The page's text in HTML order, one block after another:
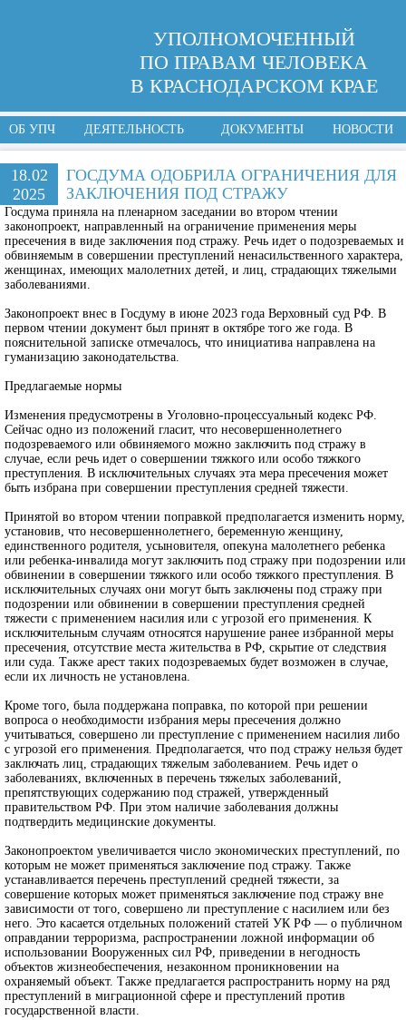
УПОЛНОМОЧЕННЫЙ
ПО ПРАВАМ ЧЕЛОВЕКА
В КРАСНОДАРСКОМ КРАЕ
ОБ УПЧ ДЕЯТЕЛЬНОСТЬ ДОКУМЕНТЫ НОВОСТИ
18.02
2025
ГОСДУМА ОДОБРИЛА ОГРАНИЧЕНИЯ ДЛЯ
ЗАКЛЮЧЕНИЯ ПОД СТРАЖУ
Госдума приняла на пленарном заседании во втором чтении
законопроект, направленный на ограничение применения меры
пресечения в виде заключения под стражу. Речь идет о подозреваемых и
обвиняемым в совершении преступлений ненасильственного характера,
женщинах, имеющих малолетних детей, и лиц, страдающих тяжелыми
заболеваниями.
Законопроект внес в Госдуму в июне 2023 года Верховный суд РФ. В
первом чтении документ был принят в октябре того же года. В
пояснительной записке отмечалось, что инициатива направлена на
гуманизацию законодательства.
Предлагаемые нормы
Изменения предусмотрены в Уголовно-процессуальный кодекс РФ.
Сейчас одно из положений гласит, что несовершеннолетнего
подозреваемого или обвиняемого можно заключить под стражу в
случае, если речь идет о совершении тяжкого или особо тяжкого
преступления. В исключительных случаях эта мера пресечения может
быть избрана при совершении преступления средней тяжести.
Принятой во втором чтении поправкой предполагается изменить норму,
установив, что несовершеннолетнего, беременную женщину,
единственного родителя, усыновителя, опекуна малолетнего ребенка
или ребенка-инвалида могут заключить под стражу при подозрении или
обвинении в совершении тяжкого или особо тяжкого преступления. В
исключительных случаях они могут быть заключены под стражу при
подозрении или обвинении в совершении преступления средней
тяжести с применением насилия или с угрозой его применения. К
исключительным случаям относятся нарушение ранее избранной меры
пресечения, отсутствие места жительства в РФ, скрытие от следствия
или суда. Также арест таких подозреваемых будет возможен в случае,
если их личность не установлена.
Кроме того, была поддержана поправка, по которой при решении
вопроса о необходимости избрания меры пресечения должно
учитываться, совершено ли преступление с применением насилия либо
с угрозой его применения. Предполагается, что под стражу нельзя будет
заключать лиц, страдающих тяжелым заболеванием. Речь идет о
заболеваниях, включенных в перечень тяжелых заболеваний,
препятствующих содержанию под стражей, утвержденный
правительством РФ. При этом наличие заболевания должны
подтвердить медицинские документы.
Законопроектом увеличивается число экономических преступлений, по
которым не может применяться заключение под стражу. Также
устанавливается перечень преступлений средней тяжести, за
совершение которых может применяться заключение под стражу вне
зависимости от того, совершено ли преступление с насилием или без
него. Это касается отдельных положений статей УК РФ — о публичном
оправдании терроризма, распространении ложной информации об
использовании Вооруженных сил РФ, приведении в негодность
объектов жизнеобеспечения, незаконном проникновении на
охраняемый объект. Также предлагается распространить норму на ряд
преступлений в миграционной сфере и преступлений против
государственной власти.